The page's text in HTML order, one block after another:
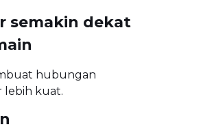
semakin dekat
hubungan
lebih kuat.